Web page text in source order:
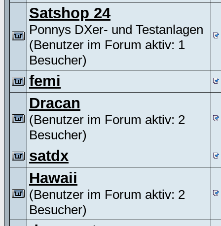
Satshop 24
Ponnys DXer- und Testanlagen
(Benutzer im Forum aktiv: 1
Besucher)
femi
Dracan
(Benutzer im Forum aktiv: 2
Besucher)
satdx
Hawaii
(Benutzer im Forum aktiv: 2
Besucher)